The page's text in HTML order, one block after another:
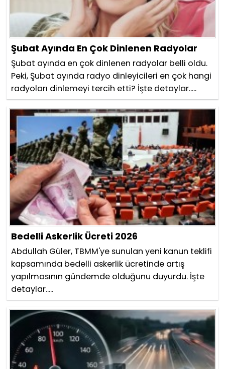
Şubat Ayında En Çok Dinlenen Radyolar
Şubat ayında en çok dinlenen radyolar belli oldu.
Peki, Şubat ayında radyo dinleyicileri en çok hangi
radyoları dinlemeyi tercih etti? İşte detaylar.....
Bedelli Askerlik Ücreti 2026
Abdullah Güler, TBMM'ye sunulan yeni kanun teklifi
kapsamında bedelli askerlik ücretinde artış
yapılmasının gündemde olduğunu duyurdu. İşte
detaylar.....